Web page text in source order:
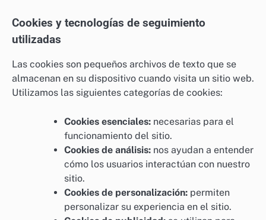
Cookies y tecnologías de seguimiento
utilizadas
Las cookies son pequeños archivos de texto que se
almacenan en su dispositivo cuando visita un sitio web.
Utilizamos las siguientes categorías de cookies:
Cookies esenciales: necesarias para el
funcionamiento del sitio.
Cookies de análisis: nos ayudan a entender
cómo los usuarios interactúan con nuestro
sitio.
Cookies de personalización: permiten
personalizar su experiencia en el sitio.